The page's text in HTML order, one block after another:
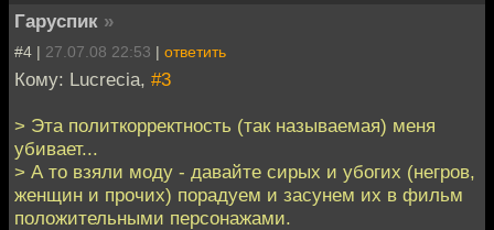
Гаруспик »
#4 | 27.07.08 22:53 | ответить
Кому: Lucrecia, #3
> Эта политкорректность (так называемая) меня
убивает...
> А то взяли моду - давайте сирых и убогих (негров,
женщин и прочих) порадуем и засунем их в фильм
положительными персонажами.